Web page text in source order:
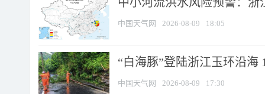
中国天气网 2026-08-09 18:05
“白海豚”登陆浙江玉环沿海
中国天气网 2026-08-09 17:30